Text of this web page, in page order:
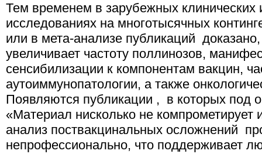
Тем временем в зарубежных клинических
исследованиях на многотысячных
или в мета-анализе публикаций
увеличивает частоту поллинозов,
сенсибилизации к компонентам вакцин,
аутоиммунопатологии, а также
Появляются публикации , в которых под
«Материал нисколько не компрометирует
анализ поствакцинальных осложнений
непрофессионально, что поддерживает